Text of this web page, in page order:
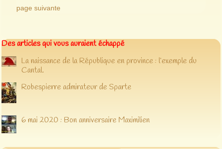
page suivante
Des articles qui vous auraient échappé
La naissance de la République en province : l’exemple du
Cantal.
Robespierre admirateur de Sparte
6 mai 2020 : Bon anniversaire Maximilien